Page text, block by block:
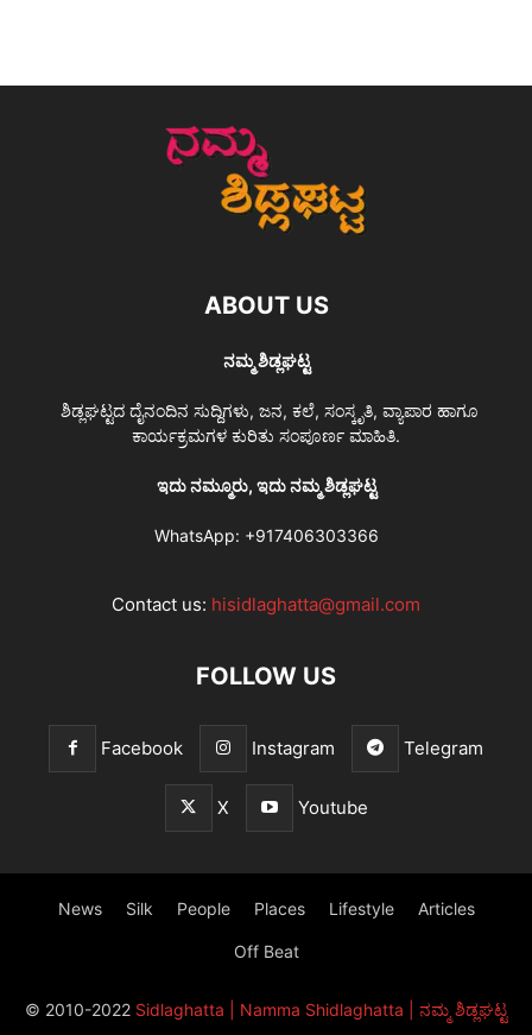
ABOUT US
ನಮ್ಮ ಶಿಡ್ಲಘಟ್ಟ
ಶಿಡ್ಲಘಟ್ಟದ ದೈನಂದಿನ ಸುದ್ದಿಗಳು, ಜನ, ಕಲೆ, ಸಂಸ್ಕೃತಿ, ವ್ಯಾಪಾರ ಹಾಗೂ
ಕಾರ್ಯಕ್ರಮಗಳ ಕುರಿತು ಸಂಪೂರ್ಣ ಮಾಹಿತಿ.
ಇದು ನಮ್ಮೂರು, ಇದು ನಮ್ಮ ಶಿಡ್ಲಘಟ್ಟ
WhatsApp: +917406303366
Contact us: hisidlaghatta@gmail.com
FOLLOW US
Facebook Instagram Telegram
X Youtube
News Silk People Places Lifestyle Articles
Off Beat
© 2010-2022 Sidlaghatta | Namma Shidlaghatta | ನಮ್ಮ ಶಿಡ್ಲಘಟ್ಟ